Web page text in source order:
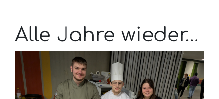
Alle Jahre wieder…